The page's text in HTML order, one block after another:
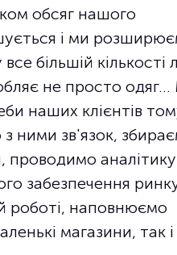
обсяг нашого
і ми
більшій кількості
не просто
наших клієнтів
ними зв'язок,
проводимо
забезпечення
роботі, наповнюємо
магазини, так і